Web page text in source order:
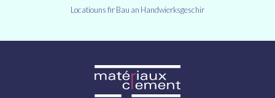
Locatiouns fir Bau an Handwierksgeschir